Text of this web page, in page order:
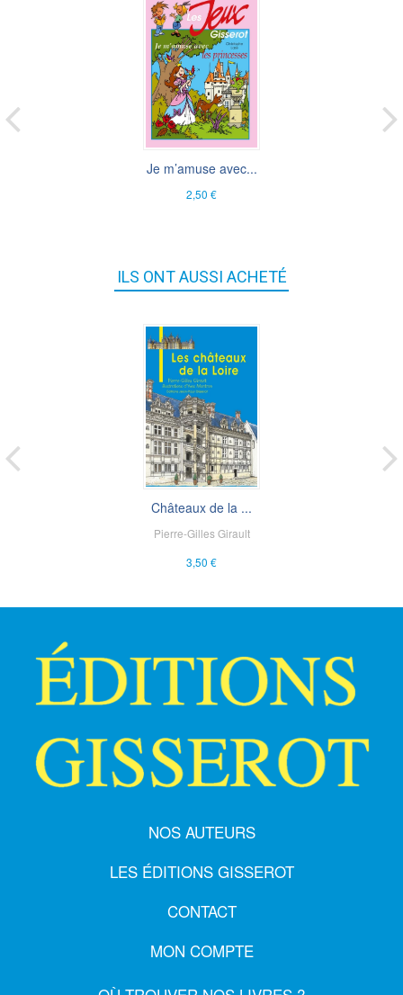
Je m’amuse avec...
2,50 €
ILS ONT AUSSI ACHETÉ
Châteaux de la ...
Pierre-Gilles Girault
3,50 €
NOS AUTEURS
LES ÉDITIONS GISSEROT
CONTACT
MON COMPTE